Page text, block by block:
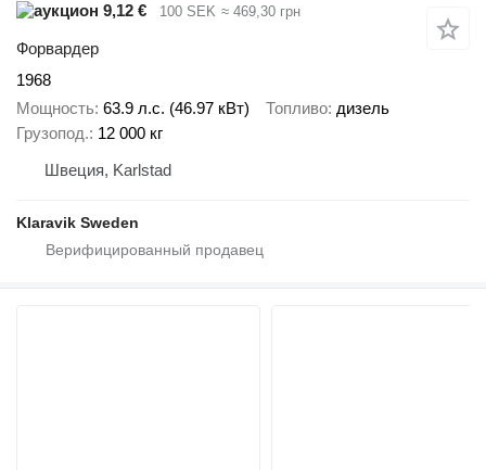
9,12 € 100 SEK ≈ 469,30 грн
Форвардер
1968
Мощность 63.9 л.с. (46.97 кВт) Топливо дизель
Грузопод. 12 000 кг
Швеция, Karlstad
Klaravik Sweden